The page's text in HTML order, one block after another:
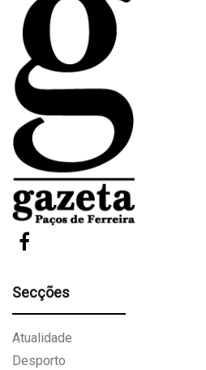
Secções
Atualidade
Desporto